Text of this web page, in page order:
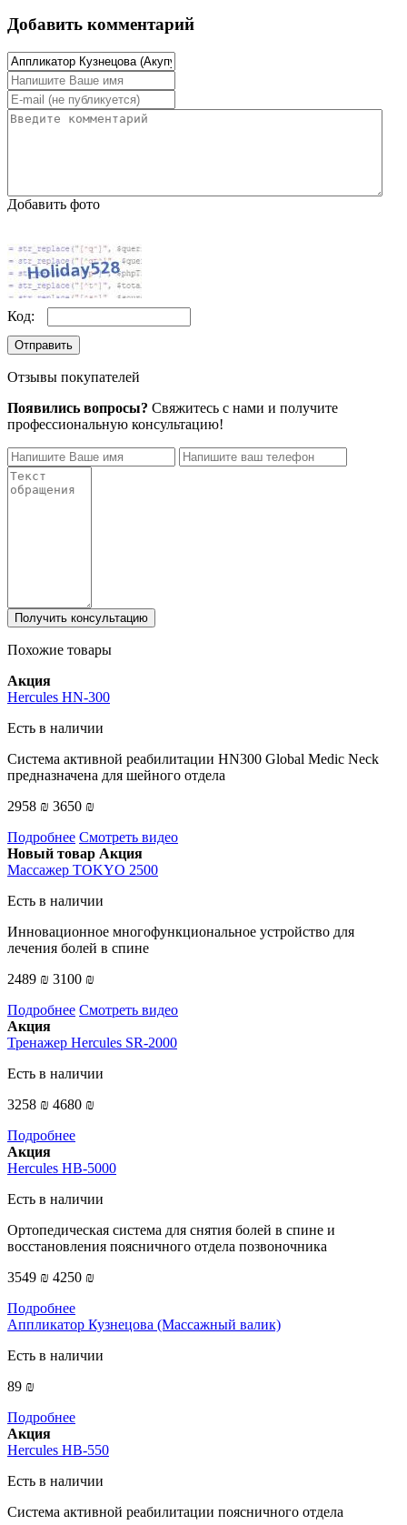
Добавить комментарий
Добавить фото
Код:
Отправить
Отзывы покупателей
Появились вопросы? Свяжитесь с нами и получите
профессиональную консультацию!
Получить консультацию
Похожие товары
Акция
Hercules HN-300
Есть в наличии
Система активной реабилитации HN300 Global Medic Neck
предназначена для шейного отдела
2958 ₪ 3650 ₪
Подробнее Смотреть видео
Новый товар Акция
Массажер TOKYO 2500
Есть в наличии
Инновационное многофункциональное устройство для
лечения болей в спине
2489 ₪ 3100 ₪
Подробнее Смотреть видео
Акция
Тренажер Hercules SR-2000
Есть в наличии
3258 ₪ 4680 ₪
Подробнее
Акция
Hercules HB-5000
Есть в наличии
Ортопедическая система для снятия болей в спине и
восстановления поясничного отдела позвоночника
3549 ₪ 4250 ₪
Подробнее
Аппликатор Кузнецова (Массажный валик)
Есть в наличии
89 ₪
Подробнее
Акция
Hercules HB-550
Есть в наличии
Система активной реабилитации поясничного отдела